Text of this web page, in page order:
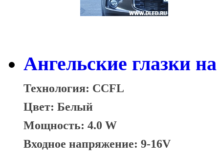
Ангельские глазки
Технология: CCFL
Цвет: Белый
Мощность: 4.0 W
Входное напряжение: 9-16V